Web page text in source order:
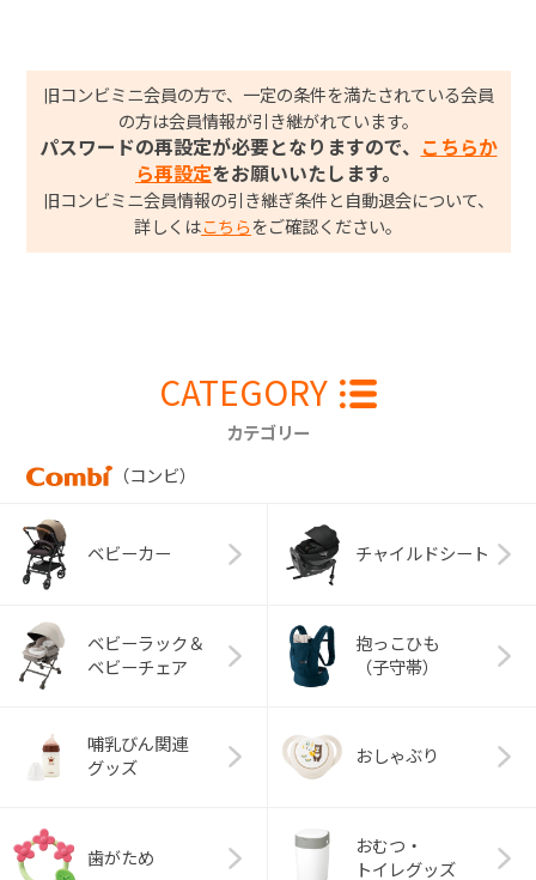
旧コンビミニ会員の方で、一定の条件を満たされている会員
の方は会員情報が引き継がれています。
パスワードの再設定が必要となりますので、
こちらか
ら再設定をお願いいたします。
旧コンビミニ会員情報の引き継ぎ条件と自動退会について、
詳しくはこちら をご確認ください。
CATEGORY
カテゴリー
（コンビ）
ベビーカー チャイルドシート
ベビーラック＆
ベビーチェア
抱っこひも
（子守帯）
哺乳びん関連
グッズ
おしゃぶり
歯がため
おむつ・
トイレグッズ